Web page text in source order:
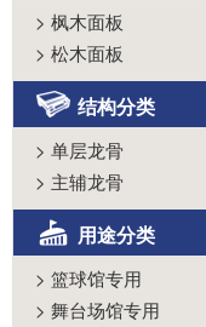
> 枫木面板
> 松木面板
结构分类
> 单层龙骨
> 主辅龙骨
用途分类
> 篮球馆专用
> 舞台场馆专用